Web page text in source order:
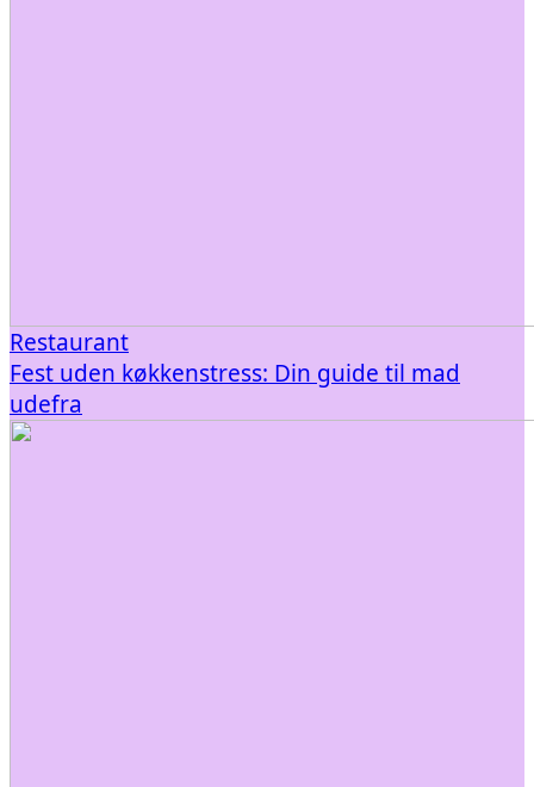
Restaurant
Fest uden køkkenstress: Din guide til mad
udefra